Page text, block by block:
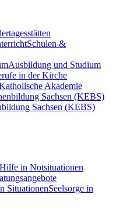
Schulen &
Ausbildung und Studium
in der Kirche
Akademie
Sachsen (KEBS)
Hilfe in Notsituationen
Seelsorge in